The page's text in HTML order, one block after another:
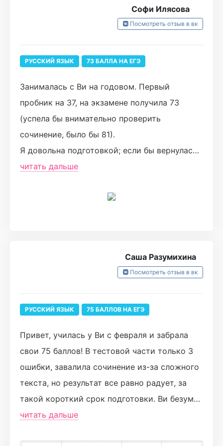
Крайне рекомендую начинать готовиться с
самого начала учебного года и отрабатывать
месяц, помимо дз. Когда отрабатываете
Софи Илясова
Посмотреть отзыв в вк
РУССКИЙ ЯЗЫК 73 БАЛЛА НА ЕГЭ
Занималась с Ви на годовом. Первый
пробник на 37, на экзамене получила 73
(успела бы внимательно проверить
сочинение, было бы 81).
Я довольна подготовкой; если бы вернулась
на год назад, то тоже пошла бы сюда. Для
довольно быстрые ответы кураторов
любимая Виолетта
минусы:
нет личного наставника (просто отвечающий
куратор)
конспекты доступны после изучения темы на
курсе, поэтому для того, чтобы в школе не
отставать, приходилось самой искать инфу.
читать дальше
Саша Разумихина
Посмотреть отзыв в вк
РУССКИЙ ЯЗЫК 75 БАЛЛОВ НА ЕГЭ
Привет, училась у Ви с февраля и забрала
свои 75 баллов! В тестовой части только 3
ошибки, завалила сочинение из-за сложного
текста, но результат все равно радует, за
такой короткий срок подготовки. Ви безумно
классный преподаватель, она все очень
читать дальше